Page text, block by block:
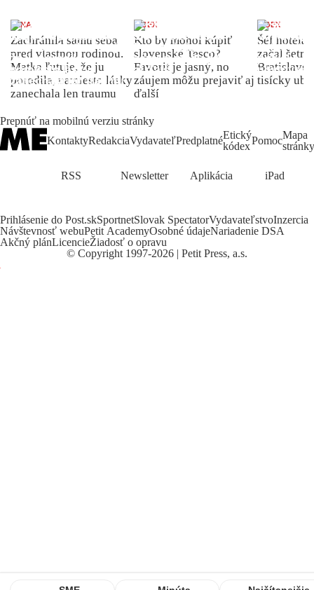
ŽENA
Zachránila samu seba
pred vlastnou rodinou.
Matka ľutuje, že ju
porodila, namiesto lásky
zanechala len traumu
INDEX
Kto by mohol kúpiť
slovenské Tesco?
Favorit je jasný, no
záujem môžu prejaviť aj
ďalší
INDEX
Šéf
začal
Bratislave
tisícky
Prepnúť na mobilnú verziu stránky
KontaktyRedakciaVydavateľPredplatnéEtický
kódexPomocMapa
stránky
RSS Newsletter Aplikácia iPad
Prihlásenie do Post.skSportnetSlovak SpectatorVydavateľstvoInzercia
Návštevnosť webuPetit AcademyOsobné údajeNariadenie DSA
Akčný plánLicencieŽiadosť o opravu
© Copyright 1997-2026 | Petit Press, a.s.